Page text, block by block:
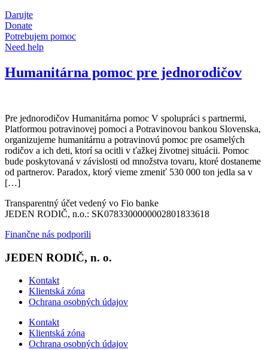
Darujte
Donate
Potrebujem pomoc
Need help
Humanitárna pomoc pre jednorodičov
Pre jednorodičov Humanitárna pomoc V spolupráci s partnermi,
Platformou potravinovej pomoci a Potravinovou bankou Slovenska,
organizujeme humanitárnu a potravinovú pomoc pre osamelých
rodičov a ich deti, ktorí sa ocitli v ťažkej životnej situácii. Pomoc
bude poskytovaná v závislosti od množstva tovaru, ktoré dostaneme
od partnerov. Paradox, ktorý vieme zmeniť 530 000 ton jedla sa v
[…]
Transparentný účet vedený vo Fio banke
JEDEN RODIČ, n.o.: SK0783300000002801833618
Finančne nás podporili
JEDEN RODIČ, n. o.
Kontakt
Klientská zóna
Ochrana osobných údajov
Kontakt
Klientská zóna
Ochrana osobných údajov